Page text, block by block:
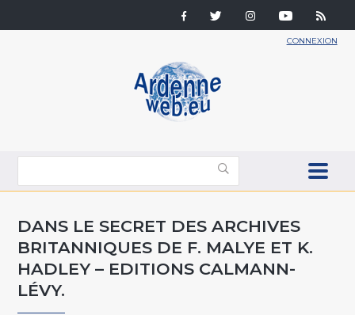
CONNEXION
DANS LE SECRET DES ARCHIVES
BRITANNIQUES DE F. MALYE ET K.
HADLEY – EDITIONS CALMANN-
LÉVY.